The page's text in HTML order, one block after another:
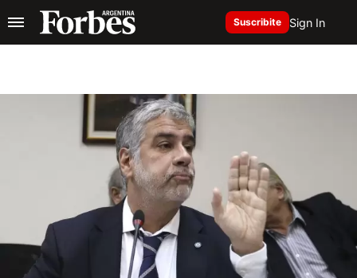
Suscribite Sign In